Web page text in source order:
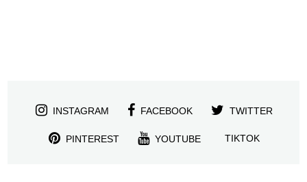
INSTAGRAM FACEBOOK TWITTER
PINTEREST YOUTUBE TIKTOK